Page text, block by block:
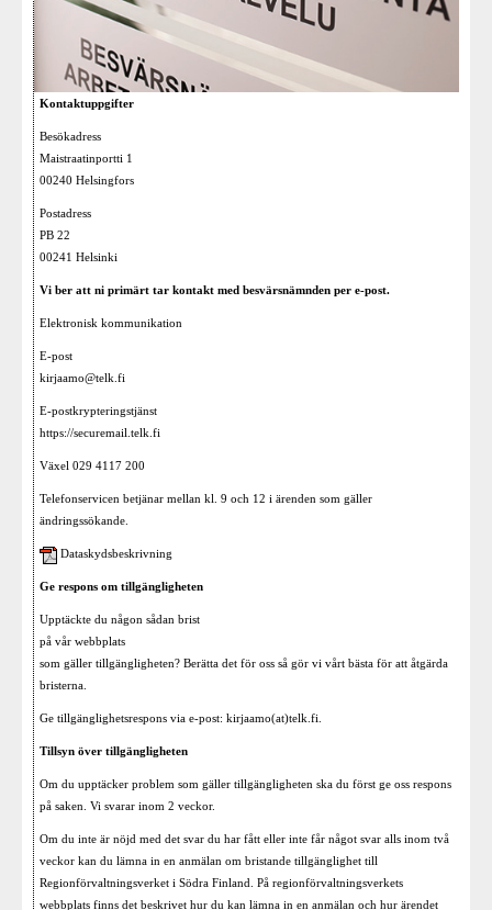
Kontaktuppgifter
Besökadress
Maistraatinportti 1
00240 Helsingfors
Postadress
PB 22
00241 Helsinki
Vi ber att ni primärt tar kontakt med besvärsnämnden per e-post.
Elektronisk kommunikation
E-post
kirjaamo@telk.fi
E-postkrypteringstjänst
https://securemail.telk.fi
Växel 029 4117 200
Telefonservicen betjänar mellan kl. 9 och 12 i ärenden som gäller
ändringssökande.
Dataskydsbeskrivning
Ge respons om tillgängligheten
Upptäckte du någon sådan brist
på vår webbplats
som gäller tillgängligheten? Berätta det för oss så gör vi vårt bästa för att åtgärda
bristerna.
Ge tillgänglighetsrespons via e-post: kirjaamo(at)telk.fi.
Tillsyn över tillgängligheten
Om du upptäcker problem som gäller tillgängligheten ska du först ge oss respons
på saken. Vi svarar inom 2 veckor.
Om du inte är nöjd med det svar du har fått eller inte får något svar alls inom två
veckor kan du lämna in en anmälan om bristande tillgänglighet till
Regionförvaltningsverket i Södra Finland. På regionförvaltningsverkets
webbplats finns det beskrivet hur du kan lämna in en anmälan och hur ärendet